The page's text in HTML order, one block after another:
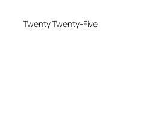
Twenty Twenty-Five